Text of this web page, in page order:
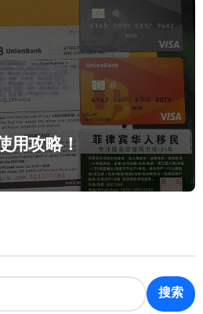
用攻略！
搜索